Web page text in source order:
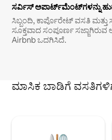
ಸರ್ವಿಸ್ ಅಪಾರ್ಟ್‌ಮೆಂಟ್‌ಗಳನ್ನು
ಸಿಬ್ಬಂದಿ, ಕಾರ್ಪೊರೇಟ್ ವಸತಿ ಮತ್ತು
ಸೂಕ್ತವಾದ ಸಂಪೂರ್ಣ
Airbnb ಒದಗಿಸಿದೆ.
ಮಾಸಿಕ ಬಾಡಿಗೆ